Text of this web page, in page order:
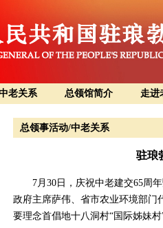
老关系 总领馆简介 走进
总领事活动/中老关系
驻琅
7月30日，庆祝中老建交65周年
政府主席萨伟、省市农业环境部门
要理念首倡地十八洞村“国际姊妹